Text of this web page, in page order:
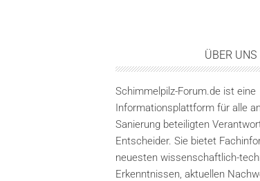
ÜBER UNS
Schimmelpilz-Forum.de ist eine
Informationsplattform für alle
Sanierung beteiligten
Entscheider. Sie bietet
neuesten wissenschaftlich-
Erkenntnissen, aktuellen